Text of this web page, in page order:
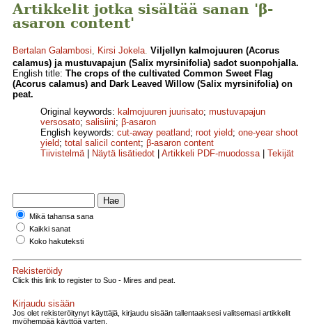
Artikkelit jotka sisältää sanan 'β-
asaron content'
Bertalan Galambosi, Kirsi Jokela. Viljellyn kalmojuuren (Acorus
calamus) ja mustuvapajun (Salix myrsinifolia) sadot suonpohjalla.
English title: The crops of the cultivated Common Sweet Flag
(Acorus calamus) and Dark Leaved Willow (Salix myrsinifolia) on
peat.
Original keywords: kalmojuuren juurisato; mustuvapajun
versosato; salisiini; β-asaron
English keywords: cut-away peatland; root yield; one-year shoot
yield; total salicil content; β-asaron content
Tiivistelmä| Näytä lisätiedot Artikkeli PDF-muodossa| Tekijät
Mikä tahansa sana
Kaikki sanat
Koko hakuteksti
Rekisteröidy
Click this link to register to Suo - Mires and peat.
Kirjaudu sisään
Jos olet rekisteröitynyt käyttäjä, kirjaudu sisään tallentaaksesi valitsemasi artikkelit
myöhempää käyttöä varten.